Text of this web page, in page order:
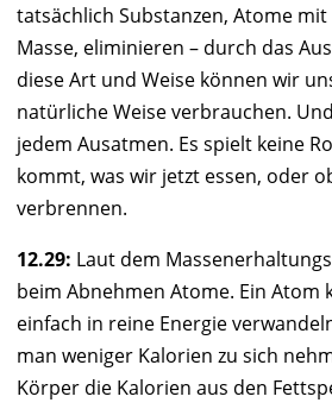
tatsächlich Substanzen, Atome
Masse, eliminieren – durch das
diese Art und Weise können wir
natürliche Weise verbrauchen.
jedem Ausatmen. Es spielt keine
kommt, was wir jetzt essen, oder
verbrennen.
12.29: Laut dem
beim Abnehmen Atome. Ein Atom
einfach in reine Energie
man weniger Kalorien zu sich
Körper die Kalorien aus den